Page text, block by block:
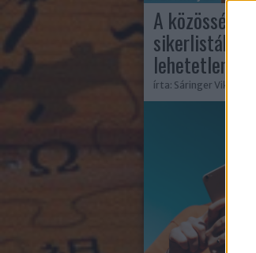
A közösségi
sikerlisták
lehetetlen!
írta: Sáringer Viktória